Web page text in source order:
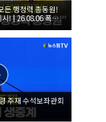
행정력 총동원!
! | 26.08.06 폭염•
주재 수석보좌관회